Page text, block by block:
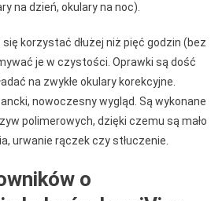
na dzień, okulary na noc).
korzystać dłużej niż pięć godzin (bez
je w czystości. Oprawki są dość
na zwykłe okulary korekcyjne.
nowoczesny wygląd. Są wykonane
polimerowych, dzięki czemu są mało
urwanie rączek czy stłuczenie.
o